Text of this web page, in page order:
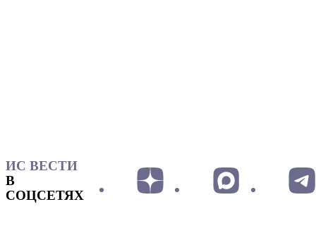
ИС ВЕСТИ
В
СОЦСЕТЯХ